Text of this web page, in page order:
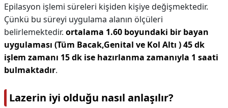
Epilasyon işlemi süreleri kişiden kişiye değişmektedir.
Çünkü bu süreyi uygulama alanın ölçüleri
belirlemektedir. ortalama 1.60 boyundaki bir bayan
uygulaması (Tüm Bacak,Genital ve Kol Altı ) 45 dk
işlem zamanı 15 dk ise hazırlanma zamanıyla 1 saati
bulmaktadır.
Lazerin iyi olduğu nasıl anlaşılır?